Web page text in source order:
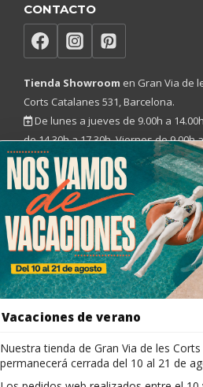
Vacaciones de verano
Nuestra tienda de Gran Via de les Corts
permanecerá cerrada del 10 al 21 de
CONTACTO
Tienda Showroom en Gran Via de
Corts Catalanes 531, Barcelona.
De lunes a jueves de 9.00h a
de 14.30h a 17.30h. Viernes de 9.00h a
15.00h.
93 454 52 33
marcelovila@marcelovila.com